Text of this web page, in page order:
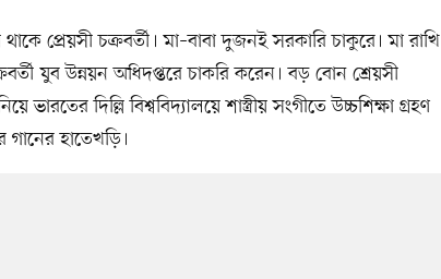
প্রেয়সী চক্রবর্তী। মা–বাবা দুজনই সরকারি চাকুরে। মা রাখি
যুব উন্নয়ন অধিদপ্তরে চাকরি করেন। বড় বোন শ্রেয়সী
ভারতের দিল্লি বিশ্ববিদ্যালয়ে শাস্ত্রীয় সংগীতে উচ্চশিক্ষা গ্রহণ
গানের হাতেখড়ি।